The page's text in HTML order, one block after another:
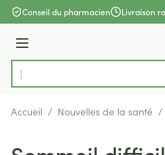
Aller au contenu
Conseil du pharmacien Livraison
Menu
Rechercher
Accueil / Nouvelles de la santé /